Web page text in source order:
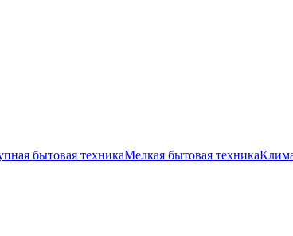
бытовая техникаМелкая бытовая техника